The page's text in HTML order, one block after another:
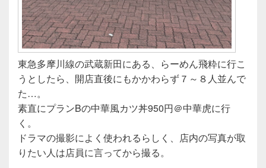
東急多摩川線の武蔵新田にある、らーめん飛粋に行こ
うとしたら、開店直後にもかかわらず７～８人並んで
た…。
素直にプランBの中華風カツ丼950円＠中華虎に行
く。
ドラマの撮影によく使われるらしく、店内の写真が取
りたい人は店員に言ってから撮る。